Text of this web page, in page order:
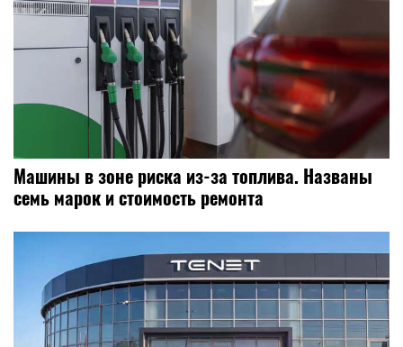
Машины в зоне риска из-за топлива. Названы
семь марок и стоимость ремонта